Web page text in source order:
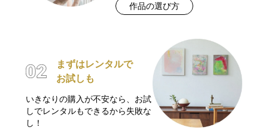
作品の選び方
まずはレンタルで
お試しも
いきなりの購入が不安なら、お試
しでレンタルもできるから失敗な
し！